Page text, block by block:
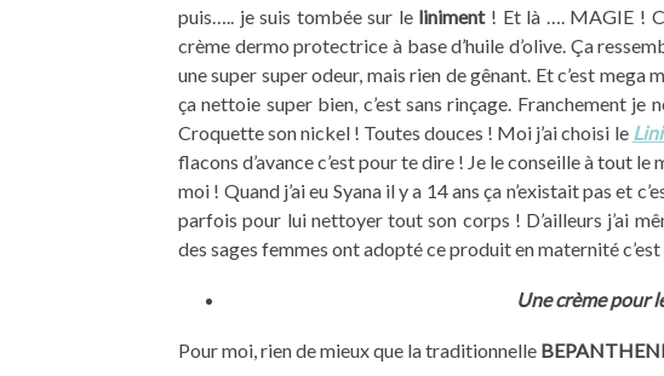
puis….. je suis tombée sur le liniment! Et là …. MAGIE !
crème dermo protectrice à base d’huile d’olive. Ça
une super super odeur, mais rien de gênant. Et c’est
ça nettoie super bien, c’est sans rinçage. Franchement je
Croquette son nickel ! Toutes douces ! Moi j’ai choisi le
flacons d’avance c’est pour te dire ! Je le conseille à tout
moi ! Quand j’ai eu Syana il y a 14 ans ça n’existait pas et
parfois pour lui nettoyer tout son corps ! D’ailleurs j’ai
des sages femmes ont adopté ce produit en maternité
Une crème pour
Pour moi, rien de mieux que la traditionnelle